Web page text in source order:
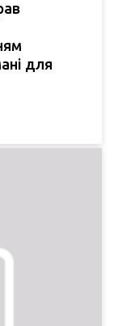
для